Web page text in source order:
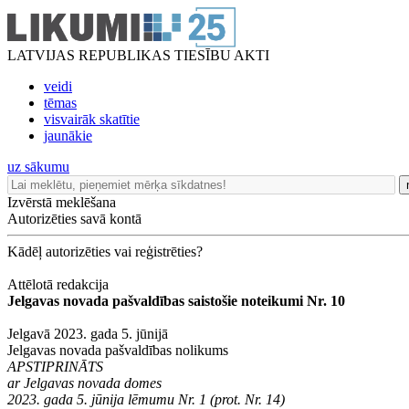
LATVIJAS REPUBLIKAS TIESĪBU AKTI
veidi
tēmas
visvairāk skatītie
jaunākie
uz sākumu
Izvērstā meklēšana
Autorizēties savā kontā
Kādēļ autorizēties vai reģistrēties?
Attēlotā redakcija
Jelgavas novada pašvaldības saistošie noteikumi Nr. 10
Jelgavā 2023. gada 5. jūnijā
Jelgavas novada pašvaldības nolikums
APSTIPRINĀTS
ar Jelgavas novada domes
2023. gada 5. jūnija lēmumu Nr. 1 (prot. Nr. 14)